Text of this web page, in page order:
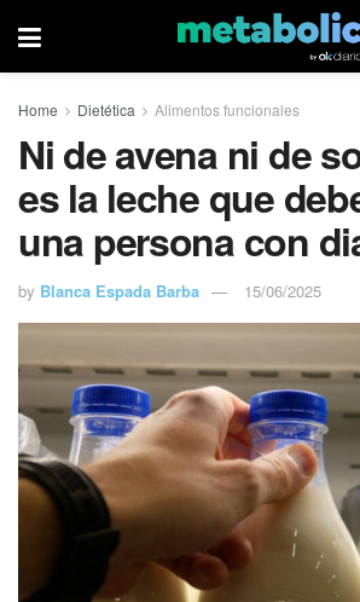
Home Dietética Alimentos funcionales
Ni de avena ni de
es la leche que
una persona con
by Blanca Espada Barba 15/06/2025